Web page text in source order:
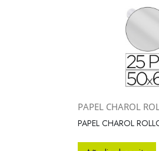
PAPEL CHAROL
PAPEL CHAROL